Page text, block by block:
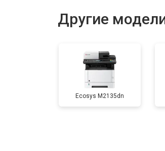
Замена печатной
Замена каретки
Другие
Ecosys M2135dn